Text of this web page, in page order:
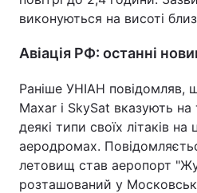
виконуються на висоті
Авіація РФ: останні
Раніше УНІАН повідомляв,
Maxar і SkySat вказують
деякі типи своїх літаків на
аеродромах.
летовищ став аеропорт
розташований у